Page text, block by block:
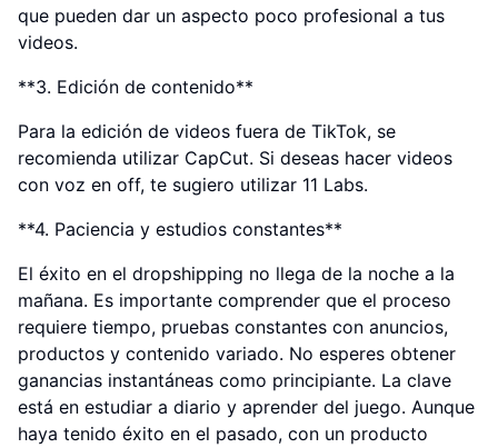
que pueden dar un aspecto poco profesional a tus
videos.
**3. Edición de contenido**
Para la edición de videos fuera de TikTok, se
recomienda utilizar CapCut. Si deseas hacer videos
con voz en off, te sugiero utilizar 11 Labs.
**4. Paciencia y estudios constantes**
El éxito en el dropshipping no llega de la noche a la
mañana. Es importante comprender que el proceso
requiere tiempo, pruebas constantes con anuncios,
productos y contenido variado. No esperes obtener
ganancias instantáneas como principiante. La clave
está en estudiar a diario y aprender del juego. Aunque
haya tenido éxito en el pasado, con un producto